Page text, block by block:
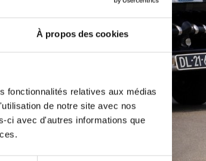
À propos des cookies
fonctionnalités relatives aux médias
de notre site avec nos
ci avec d'autres informations que